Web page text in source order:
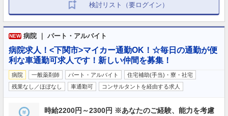
検討リスト（要ログイン）
NEW 病院 ｜ パート・アルバイト
病院求人！<下関市>マイカー通勤OK！☆毎日の通勤が便
利な車通勤可求人です！新しい仲間を募集！
病院 一般薬剤師 パート・アルバイト
住宅補助(手当)・寮・社宅
残業なし／ほぼなし
車通勤可 コンサルタントを経由する求人
時給2200円～2300円 ※あなたのご経験、能力を考慮